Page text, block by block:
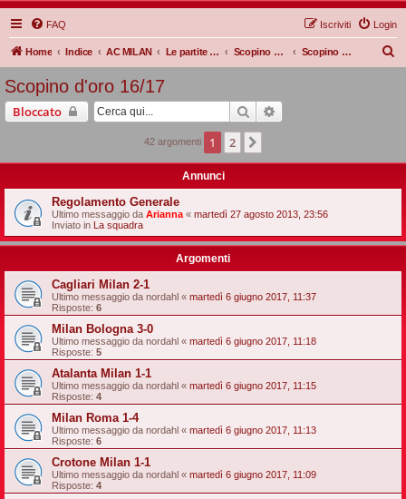
FAQ Login
Iscriviti
Home Indice AC MILAN Le partite Rossonere Scopino d'oro Scopino d'oro 16/17
Scopino d'oro 16/17
Bloccato Cerca
42 argomenti 1 2
Annunci
Regolamento Generale
Ultimo messaggio da Arianna « martedì 27 agosto 2013, 23:56
Inviato in La squadra
Argomenti
Cagliari Milan 2-1
Ultimo messaggio da nordahl « martedì 6 giugno 2017, 11:37
Risposte: 6
Milan Bologna 3-0
Ultimo messaggio da nordahl « martedì 6 giugno 2017, 11:18
Risposte: 5
Atalanta Milan 1-1
Ultimo messaggio da nordahl « martedì 6 giugno 2017, 11:15
Risposte: 4
Milan Roma 1-4
Ultimo messaggio da nordahl « martedì 6 giugno 2017, 11:13
Risposte: 6
Crotone Milan 1-1
Ultimo messaggio da nordahl « martedì 6 giugno 2017, 11:09
Risposte: 4